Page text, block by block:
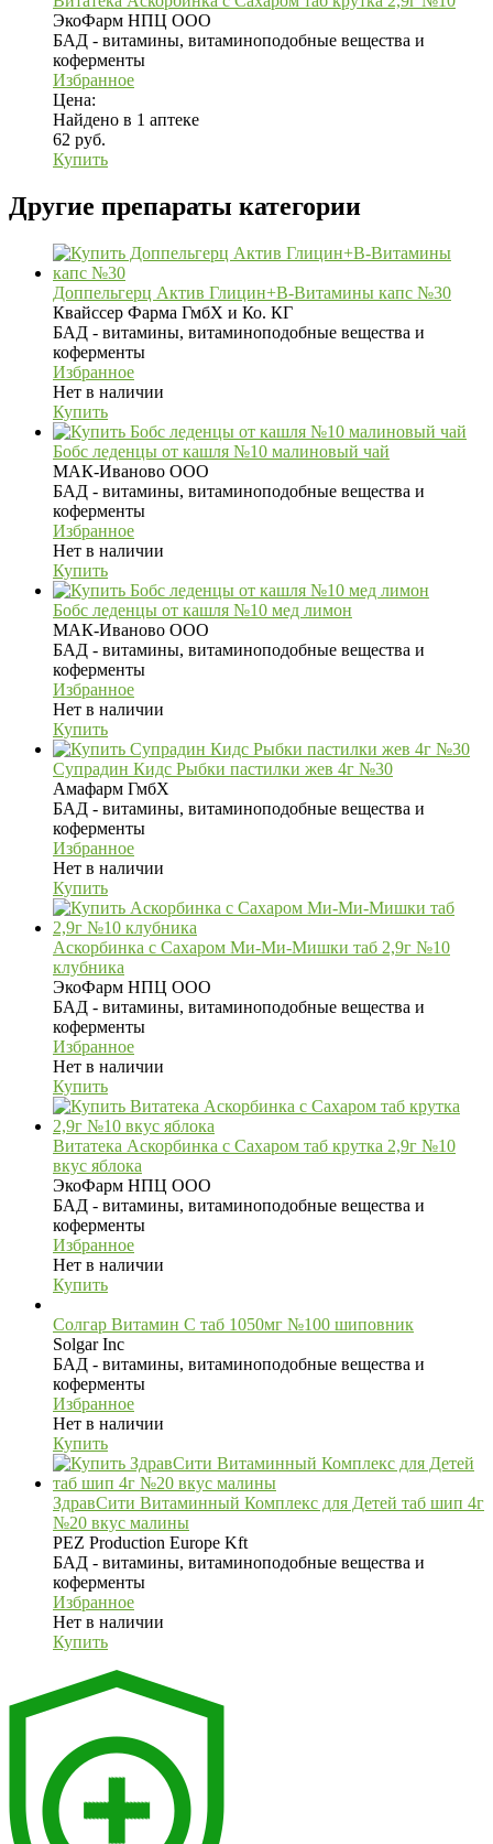
ЭкоФарм НПЦ ООО
БАД - витамины, витаминоподобные вещества и
коферменты
Избранное
Цена:
Найдено в 1 аптеке
62 руб.
Купить
Другие препараты категории
Доппельгерц Актив Глицин+В-Витамины капс №30
Квайссер Фарма ГмбХ и Ко. КГ
БАД - витамины, витаминоподобные вещества и
коферменты
Избранное
Нет в наличии
Купить
Бобс леденцы от кашля №10 малиновый чай
МАК-Иваново ООО
БАД - витамины, витаминоподобные вещества и
коферменты
Избранное
Нет в наличии
Купить
Бобс леденцы от кашля №10 мед лимон
МАК-Иваново ООО
БАД - витамины, витаминоподобные вещества и
коферменты
Избранное
Нет в наличии
Купить
Супрадин Кидс Рыбки пастилки жев 4г №30
Амафарм ГмбХ
БАД - витамины, витаминоподобные вещества и
коферменты
Избранное
Нет в наличии
Купить
Аскорбинка с Сахаром Ми-Ми-Мишки таб 2,9г №10
клубника
ЭкоФарм НПЦ ООО
БАД - витамины, витаминоподобные вещества и
коферменты
Избранное
Нет в наличии
Купить
Витатека Аскорбинка с Сахаром таб крутка 2,9г №10
вкус яблока
ЭкоФарм НПЦ ООО
БАД - витамины, витаминоподобные вещества и
коферменты
Избранное
Нет в наличии
Купить
Солгар Витамин С таб 1050мг №100 шиповник
Solgar Inc
БАД - витамины, витаминоподобные вещества и
коферменты
Избранное
Нет в наличии
Купить
ЗдравСити Витаминный Комплекс для Детей таб шип 4г
№20 вкус малины
PEZ Production Europe Kft
БАД - витамины, витаминоподобные вещества и
коферменты
Избранное
Нет в наличии
Купить